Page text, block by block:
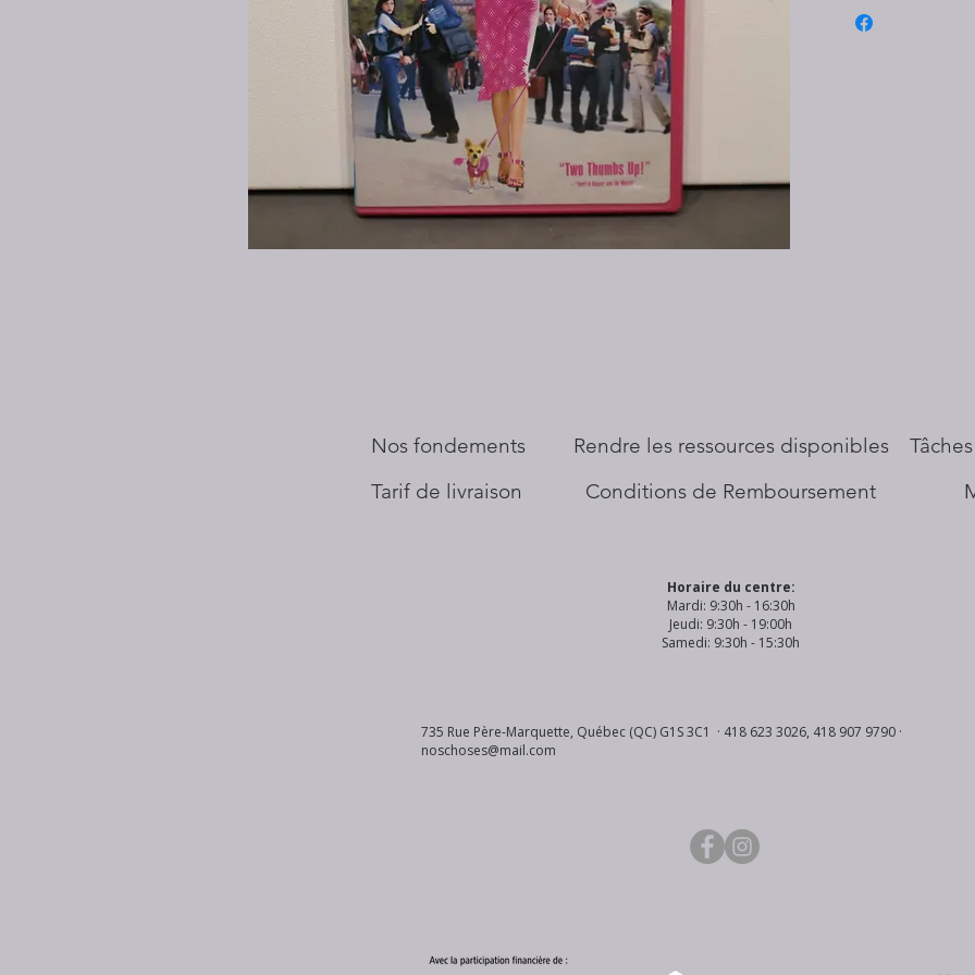
Nos fondements
Tarif de livraison
​Rendre les ressources disponibles
Conditions de Remboursement
Horaire du centre:
Mardi: 9:30h - 16:30h
Jeudi: 9:30h - 19:00h
Samedi: 9:30h - 15:30h
735 Rue Père-Marquette, Québec (QC) G1S 3C1 · 418 623 3026, 418 907 9790 ·
noschoses@mail.com